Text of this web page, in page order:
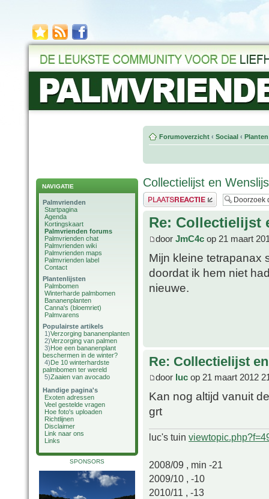
NAVIGATIE
Palmvrienden
Startpagina
Agenda
Kortingskaart
Palmvrienden forums
Palmvrienden chat
Palmvrienden wiki
Palmvrienden maps
Palmvrienden label
Contact
Plantenlijsten
Palmbomen
Winterharde palmbomen
Bananenplanten
Canna's (bloemriet)
Palmvarens
Populairste artikels
1)Verzorging bananenplanten
2)Verzorging van palmen
3)Hoe een bananenplant
beschermen in de winter?
4)De 10 winterhardste
palmbomen ter wereld
5)Zaaien van avocado
Handige pagina's
Exoten adressen
Veel gestelde vragen
Hoe foto's uploaden
Richtlijnen
Disclaimer
Link naar ons
Links
SPONSORS
Forumoverzicht ‹ Sociaal ‹
Collectielijst en
Plaats een reactie
Re: Collectielijst
door JmC4c op 21 maart
Mijn kleine tetrapanax
doordat ik hem niet
nieuwe.
Re: Collectielijst
door luc op 21 maart 2012
Kan nog altijd vanuit
grt
luc's tuin
2008/09 , min -21
2009/10 , -10
2010/11 , -13